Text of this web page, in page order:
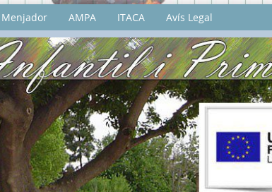
Menjador AMPA ITACA Avís Legal